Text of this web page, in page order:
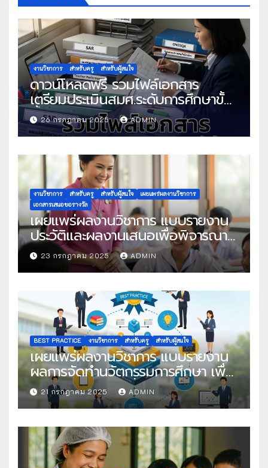
งานวิชาการ สำหรับครู สำหรับผู้สนใจ
ดาวน์โหลดฟรี รวมไฟล์เอกสาร
เตรียมประเมินสมศ.ระดับการศึกษาขั้น
พื้นฐาน
26 กรกฎาคม 2025 ADMIN
งานวิชาการ สำหรับครู สำหรับผู้สนใจ
เผยแพร่ผลงานวิชาการ
เอกสารเสนอขอรางวัล
เผยแพร่ผลงานวิชาการ แบบรายงาน
ประวัติและผลงานเสนอเพื่อพิจารณา
ในโครงการครูดีในดวงใจ ประจำปี
2568 ครั้งที่ 22
23 กรกฎาคม 2025 ADMIN
BEST PRACTICE งานวิชาการ สำหรับครู สำหรับผู้สนใจ
เผยแพร่ผลงานวิชาการ แบบรายงาน
ผลการจัดทำนวัตกรรมการศึกษา เพื่อ
คัดเลือกวิธีปฏิบัติที่เป็นเลิศ
21 กรกฎาคม 2025 ADMIN